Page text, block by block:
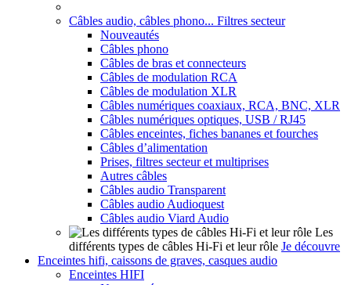
Câbles audio, câbles phono... Filtres secteur
Nouveautés
Câbles phono
Câbles de bras et connecteurs
Câbles de modulation RCA
Câbles de modulation XLR
Câbles numériques coaxiaux, RCA, BNC, XLR
Câbles numériques optiques, USB / RJ45
Câbles enceintes, fiches bananes et fourches
Câbles d’alimentation
Prises, filtres secteur et multiprises
Autres câbles
Câbles audio Transparent
Câbles audio Audioquest
Câbles audio Viard Audio
Les
différents types de câbles Hi-Fi et leur rôle Je découvre
Enceintes hifi, caissons de graves, casques audio
Enceintes HIFI